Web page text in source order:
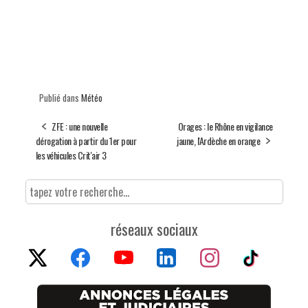
Publié dans Météo
ZFE : une nouvelle
dérogation à partir du 1er pour
les véhicules Crit'air 3
Orages : le Rhône en vigilance
jaune, l'Ardèche en orange
réseaux sociaux